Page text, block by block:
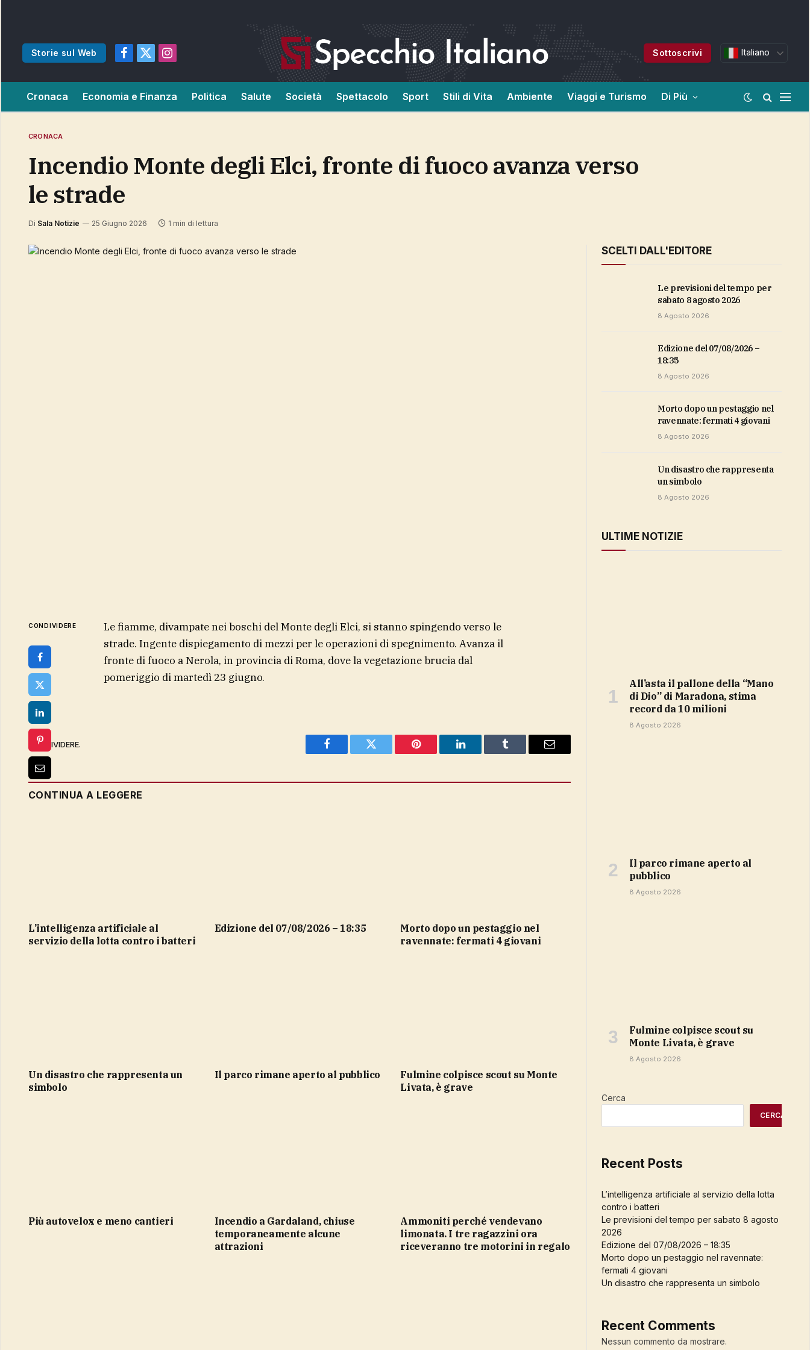
Storie sul Web
Facebook
X
Instagram
Sottoscrivi Italiano
Cronaca Economia e Finanza Politica Salute Società Spettacolo Sport Stili di Vita Ambiente Viaggi e Turismo Di Più
CRONACA
Incendio Monte degli Elci, fronte di fuoco avanza verso
le strade
Di Sala Notizie 25 Giugno 2026 1 min di lettura
CONDIVIDERE
Le fiamme, divampate nei boschi del Monte degli Elci, si stanno spingendo verso le
strade. Ingente dispiegamento di mezzi per le operazioni di spegnimento. Avanza il
fronte di fuoco a Nerola, in provincia di Roma, dove la vegetazione brucia dal
pomeriggio di martedì 23 giugno.
CONDIVIDERE.
Facebook Twitter Pinterest LinkedIn Tumblr Email
CONTINUA A LEGGERE
L’intelligenza artificiale al
servizio della lotta contro i batteri
Edizione del 07/08/2026 – 18:35
Morto dopo un pestaggio nel
ravennate: fermati 4 giovani
Un disastro che rappresenta un
simbolo
Il parco rimane aperto al pubblico
Fulmine colpisce scout su Monte
Livata, è grave
più autovelox e meno cantieri
Incendio a Gardaland, chiuse
temporaneamente alcune
attrazioni
Ammoniti perché vendevano
limonata. I tre ragazzini ora
riceveranno tre motorini in regalo
SCELTI DALL'EDITORE
Le previsioni del tempo per
sabato 8 agosto 2026
8 Agosto 2026
Edizione del 07/08/2026 –
18:35
8 Agosto 2026
Morto dopo un pestaggio nel
ravennate: fermati 4 giovani
8 Agosto 2026
Un disastro che rappresenta
un simbolo
8 Agosto 2026
ULTIME NOTIZIE
All’asta il pallone della “Mano
di Dio” di Maradona, stima
record da 10 milioni
8 Agosto 2026
Il parco rimane aperto al
pubblico
8 Agosto 2026
Fulmine colpisce scout su
Monte Livata, è grave
8 Agosto 2026
Cerca
CERCA
Recent Posts
L’intelligenza artificiale al servizio della lotta
contro i batteri
Le previsioni del tempo per sabato 8 agosto
2026
Edizione del 07/08/2026 – 18:35
Morto dopo un pestaggio nel ravennate:
fermati 4 giovani
Un disastro che rappresenta un simbolo
Recent Comments
Nessun commento da mostrare.